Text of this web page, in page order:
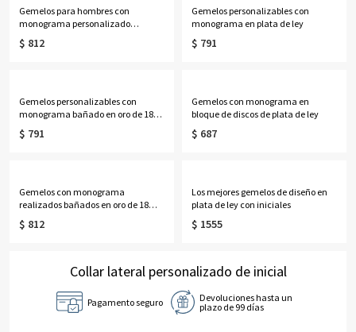
Gemelos para hombres con
monograma personalizado
bañados en oro de 18 quilates
$ 812
Gemelos personalizables con
monograma en plata de ley
$ 791
Gemelos personalizables con
monograma bañado en oro de 18
quilates
$ 791
Gemelos con monograma en
bloque de discos de plata de ley
$ 687
Gemelos con monograma
realizados bañados en oro de 18
quilates
$ 812
Los mejores gemelos de diseño en
plata de ley con iniciales
$ 1555
Collar lateral personalizado de inicial
Pagamento seguro
Devoluciones hasta un
plazo de 99 días